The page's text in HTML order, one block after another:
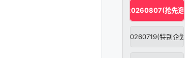
20260807(抢先逛)
20260719(特别企划)